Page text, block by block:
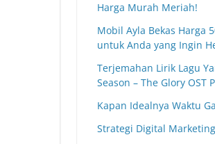
Harga Murah Meriah!
Mobil Ayla Bekas Harga
untuk Anda yang Ingin
Terjemahan Lirik Lagu
Season – The Glory OST
Kapan Idealnya Waktu
Strategi Digital